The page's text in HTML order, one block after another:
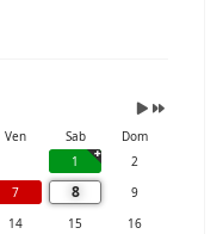
Ven Sab
Dom
1
2
7 8
9
14 15
16